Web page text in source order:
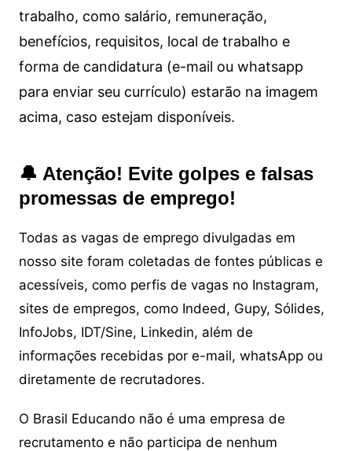
trabalho, como salário, remuneração,
benefícios, requisitos, local de trabalho e
forma de candidatura (e-mail ou whatsapp
para enviar seu currículo) estarão na imagem
acima, caso estejam disponíveis.
🔔 Atenção! Evite golpes e falsas
promessas de emprego!
Todas as vagas de emprego divulgadas em
nosso site foram coletadas de fontes públicas e
acessíveis, como perfis de vagas no Instagram,
sites de empregos, como Indeed, Gupy, Sólides,
InfoJobs, IDT/Sine, Linkedin, além de
informações recebidas por e-mail, whatsApp ou
diretamente de recrutadores.
O Brasil Educando não é uma empresa de
recrutamento e não participa de nenhum